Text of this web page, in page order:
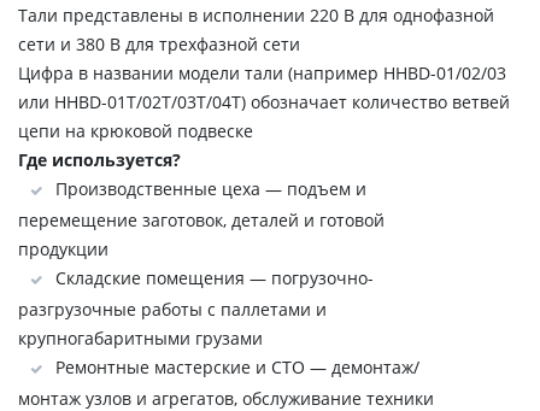
Тали представлены в исполнении 220 В для однофазной
сети и 380 В для трехфазной сети
Цифра в названии модели тали (например HHBD-01/02/03
или HHBD-01T/02T/03T/04T) обозначает количество ветвей
цепи на крюковой подвеске
Где используется?
Производственные цеха — подъем и
перемещение заготовок, деталей и готовой
продукции
Складские помещения — погрузочно-
разгрузочные работы с паллетами и
крупногабаритными грузами
Ремонтные мастерские и СТО — демонтаж/
монтаж узлов и агрегатов, обслуживание техники